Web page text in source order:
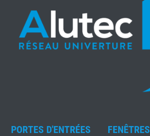
PORTES D'ENTRÉES FENÊTRES